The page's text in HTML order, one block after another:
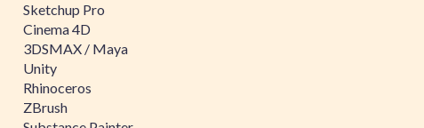
Sketchup Pro
Cinema 4D
3DSMAX / Maya
Unity
Rhinoceros
ZBrush